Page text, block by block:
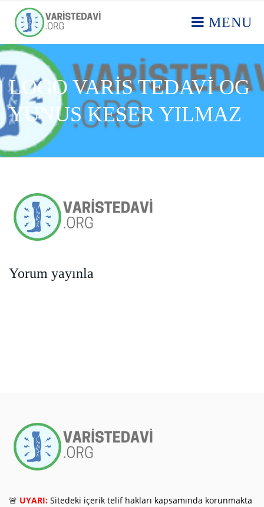
MENU
LOGO VARIS TEDAVI OG
YUNUS KESER YILMAZ
Yorum yayınla
🚨 UYARI: Sitedeki içerik telif hakları kapsamında korunmakta